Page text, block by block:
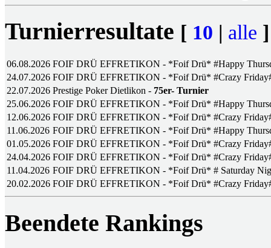
Turnierresultate [ 10 | alle ]
06.08.2026 FOIF DRÜ EFFRETIKON - *Foif Drü* #Happy
24.07.2026 FOIF DRÜ EFFRETIKON - *Foif Drü* #Crazy
22.07.2026 Prestige Poker Dietlikon - 75er- Turnier
25.06.2026 FOIF DRÜ EFFRETIKON - *Foif Drü* #Happy
12.06.2026 FOIF DRÜ EFFRETIKON - *Foif Drü* #Crazy
11.06.2026 FOIF DRÜ EFFRETIKON - *Foif Drü* #Happy
01.05.2026 FOIF DRÜ EFFRETIKON - *Foif Drü* #Crazy
24.04.2026 FOIF DRÜ EFFRETIKON - *Foif Drü* #Crazy
11.04.2026 FOIF DRÜ EFFRETIKON - *Foif Drü* # Saturday
20.02.2026 FOIF DRÜ EFFRETIKON - *Foif Drü* #Crazy
Beendete Rankings